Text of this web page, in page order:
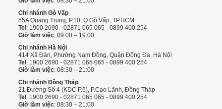
Chi nhánh Gò Vấp
55A Quang Trung, P.10, Q.Gò Vấp, TP.HCM
Tel : 1900 2690 - 02871 065 065 - 0899 400 254
Giờ làm việc: 09:00 – 19:00
Chi nhánh Hà Nội
414 Xã Đàn, Phường Nam Đồng, Quận Đống Đa, Hà Nội
Tel : 1900 2690 - 02871 065 065 - 0899 400 254
Giờ làm việc: 08:30 – 21:00
Chi nhánh Đồng Tháp
21 Đường Số 4 (KDC P.6), P.Cao Lãnh, Đồng Tháp
Tel : 1900 2690 - 02871 065 065 - 0899 400 254
Giờ làm việc: 08:30 – 21:00